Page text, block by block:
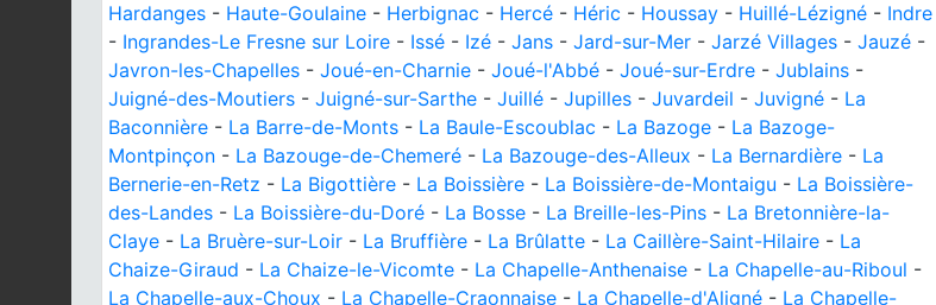
Hardanges - Haute-Goulaine - Herbignac - Hercé - Héric - Houssay - Huillé-Lézigné - Indre
- Ingrandes-Le Fresne sur Loire - Issé - Izé - Jans - Jard-sur-Mer - Jarzé Villages - Jauzé -
Javron-les-Chapelles - Joué-en-Charnie - Joué-l'Abbé - Joué-sur-Erdre - Jublains -
Juigné-des-Moutiers - Juigné-sur-Sarthe - Juillé - Jupilles - Juvardeil - Juvigné - La
Baconnière - La Barre-de-Monts - La Baule-Escoublac - La Bazoge - La Bazoge-
Montpinçon - La Bazouge-de-Chemeré - La Bazouge-des-Alleux - La Bernardière - La
Bernerie-en-Retz - La Bigottière - La Boissière - La Boissière-de-Montaigu - La Boissière-
des-Landes - La Boissière-du-Doré - La Bosse - La Breille-les-Pins - La Bretonnière-la-
Claye - La Bruère-sur-Loir - La Bruffière - La Brûlatte - La Caillère-Saint-Hilaire - La
Chaize-Giraud - La Chaize-le-Vicomte - La Chapelle-Anthenaise - La Chapelle-au-Riboul -
La Chapelle-aux-Choux - La Chapelle-Craonnaise - La Chapelle-d'Aligné - La Chapelle-